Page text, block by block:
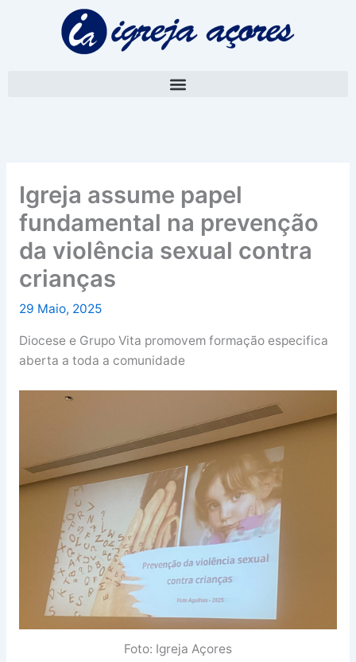
Igreja assume papel
fundamental na prevenção
da violência sexual contra
crianças
29 Maio, 2025
Diocese e Grupo Vita promovem formação especifica
aberta a toda a comunidade
Foto: Igreja Açores